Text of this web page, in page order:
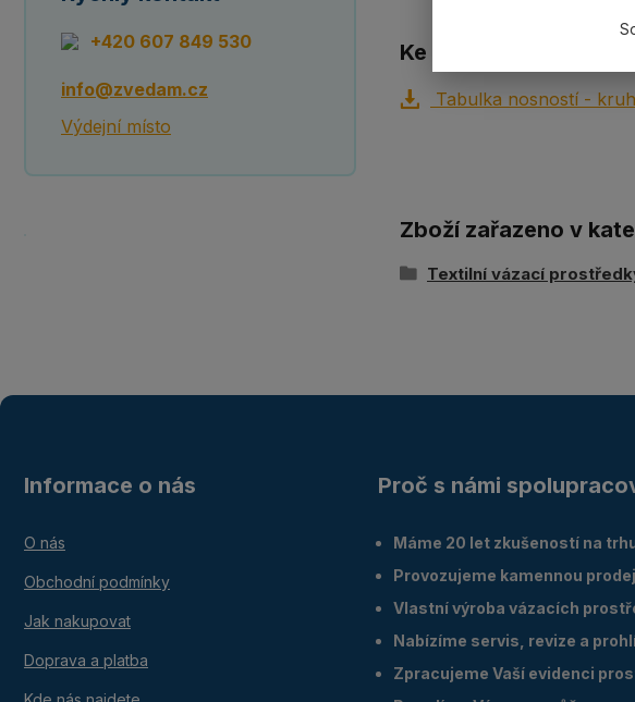
+420 607 849 530
info@zvedam.cz
Výdejní místo
Ke stažení
Tabulka nosností -
Zboží zařazeno v
Textilní vázací
Informace o nás
O nás
Obchodní podmínky
Jak nakupovat
Doprava a platba
Proč s námi
Máme 20 let zkušeností na
Provozujeme kamennou
Vlastní výroba vázacích
Nabízíme servis, revize a
Zpracujeme Vaší evidenci